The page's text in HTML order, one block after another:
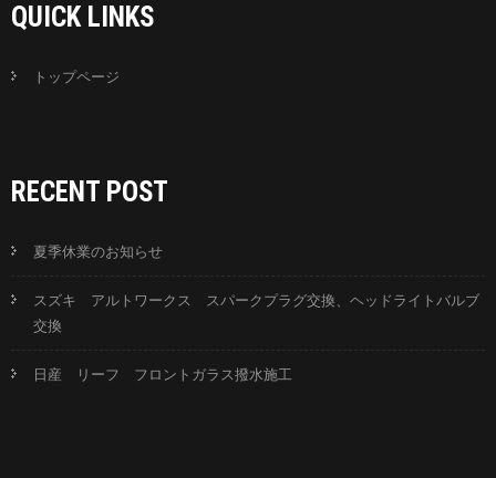
QUICK LINKS
トップページ
RECENT POST
夏季休業のお知らせ
スズキ アルトワークス スパークプラグ交換、ヘッドライトバルブ
交換
日産 リーフ フロントガラス撥水施工